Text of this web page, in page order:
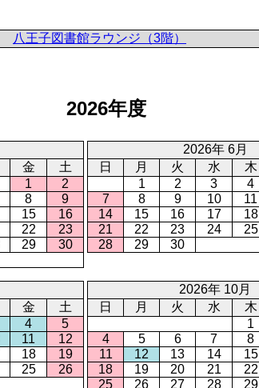
八王子図書館ラウンジ（3階）
2026年度
金
土
1
2
8
9
15
16
22
23
29
30
2026年 6月
日
月 火 水 木
1
2 3 4
7
8 9 10 11
14
15 16 17 18
21
22 23 24 25
28
29 30
金
土
4
5
11
12
18
19
25
26
2026年 10月
日
月 火 水 木
1
4
5 6 7 8
11
12 13 14 15
18
19 20 21 22
25
26 27 28 29